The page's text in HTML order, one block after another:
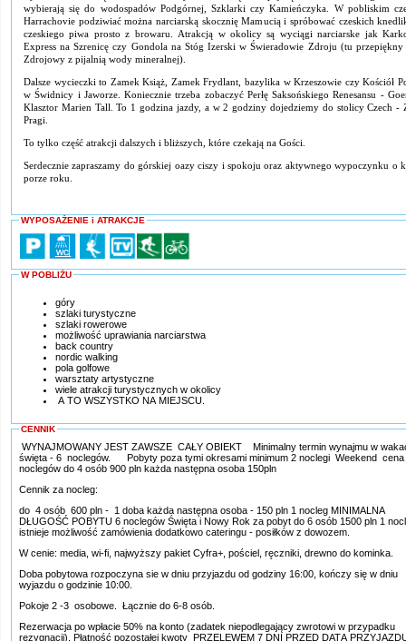
wybierają się do wodospadów Podgórnej, Szklarki czy Kamieńczyka. W pobliskim
Harrachovie podziwiać można narciarską skocznię Mamucią i spróbować czeskich
czeskiego piwa prosto z browaru. Atrakcją w okolicy są wyciągi narciarske jak
Express na Szrenicę czy Gondola na Stóg Izerski w Świeradowie Zdroju (tu
Zdrojowy z pijalnią wody mineralnej).
Dalsze wycieczki to Zamek Książ, Zamek Frydlant, bazylika w Krzeszowie czy Kościół
w Świdnicy i Jaworze. Koniecznie trzeba zobaczyć Perłę Saksońskiego Renesansu -
Klasztor Marien Tall. To 1 godzina jazdy, a w 2 godziny dojedziemy do stolicy Czech -
Pragi.
To tylko część atrakcji dalszych i bliższych, które czekają na Gości.
Serdecznie zapraszamy do górskiej oazy ciszy i spokoju oraz aktywnego wypoczynku o
porze roku.
WYPOSAŻENIE i ATRAKCJE
W POBLIŻU
góry
szlaki turystyczne
szlaki rowerowe
możliwość uprawiania narciarstwa
back country
nordic walking
pola golfowe
warsztaty artystyczne
wiele atrakcji turystycznych w okolicy
A TO WSZYSTKO NA MIEJSCU.
CENNIK
WYNAJMOWANY JEST ZAWSZE CAŁY OBIEKT Minimalny termin wynajmu w
święta - 6 noclegów. Pobyty poza tymi okresami minimum 2 noclegi Weekend cena
noclegów do 4 osób 900 pln każda następna osoba 150pln
Cennik za nocleg:
do 4 osób 600 pln - 1 doba każda następna osoba - 150 pln 1 nocleg MINIMALNA
DŁUGOŚĆ POBYTU 6 noclegów Święta i Nowy Rok za pobyt do 6 osób 1500 pln 1
istnieje możliwość zamówienia dodatkowo cateringu - posiłków z dowozem.
W cenie: media, wi-fi, najwyższy pakiet Cyfra+, pościel, ręczniki, drewno do kominka.
Doba pobytowa rozpoczyna sie w dniu przyjazdu od godziny 16:00, kończy się w dniu
wyjazdu o godzinie 10:00.
Pokoje 2 -3 osobowe. Łącznie do 6-8 osób.
Rezerwacja po wpłacie 50% na konto (zadatek niepodlegający zwrotowi w przypadku
rezygnacji). Płatność pozostałej kwoty PRZELEWEM 7 DNI PRZED DATĄ